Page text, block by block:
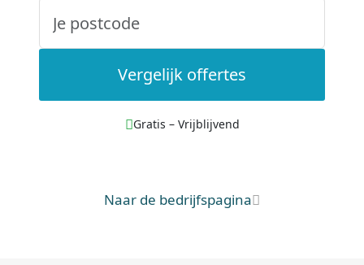
Vergelijk offertes
Gratis – Vrijblijvend
Naar de bedrijfspagina